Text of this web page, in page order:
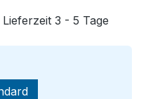
3 - 5 Tage